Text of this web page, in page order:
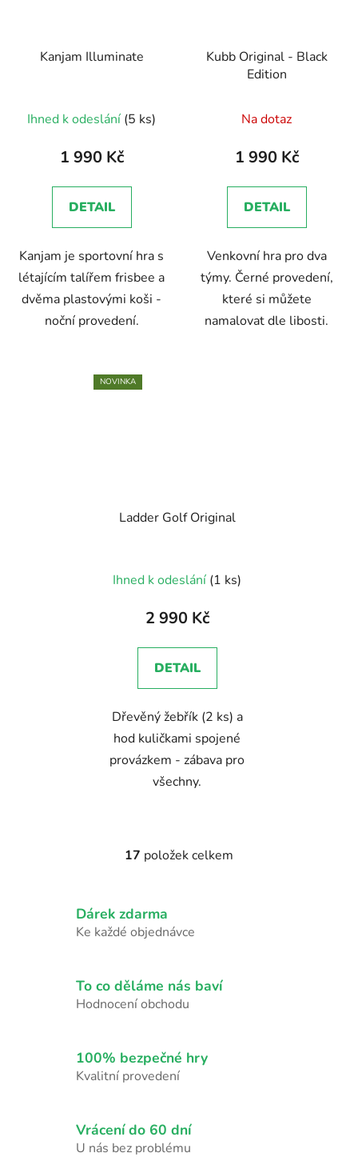
Kanjam Illuminate
hodnocení
produktu
5,0
z
hvězdiček.
Ihned k odeslání (5 ks)
1 990 Kč
DETAIL
Kanjam je sportovní hra s
létajícím talířem frisbee a
dvěma plastovými koši -
noční provedení.
Kubb Original - Black
Edition
Na dotaz
1 990 Kč
DETAIL
Venkovní hra pro dva
týmy. Černé provedení,
které si můžete
namalovat dle libosti.
NOVINKA
Ladder Golf Original
Ihned k odeslání (1 ks)
2 990 Kč
DETAIL
Dřevěný žebřík (2 ks) a
hod kuličkami spojené
provázkem - zábava pro
všechny.
O
d
í
p
k
y
p
i
17 položek celkem
Dárek zdarma
Ke každé objednávce
To co děláme nás baví
Hodnocení obchodu
100% bezpečné hry
Kvalitní provedení
Vrácení do 60 dní
U nás bez problému